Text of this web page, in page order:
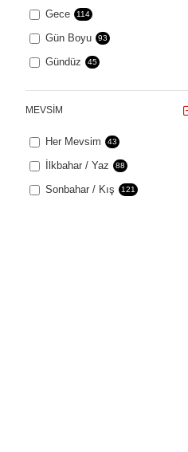
Gece 114
Gün Boyu 93
Gündüz 45
MEVSIM
Her Mevsim 43
İlkbahar / Yaz 88
Sonbahar / Kış 121